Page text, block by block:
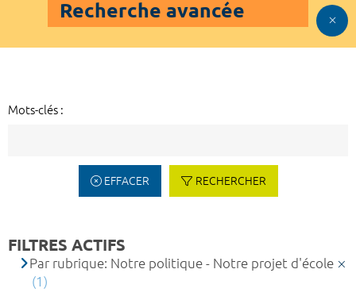
Recherche avancée
Mots-clés :
EFFACER RECHERCHER
FILTRES ACTIFS
Par rubrique: Notre politique - Notre projet d'école
(1)